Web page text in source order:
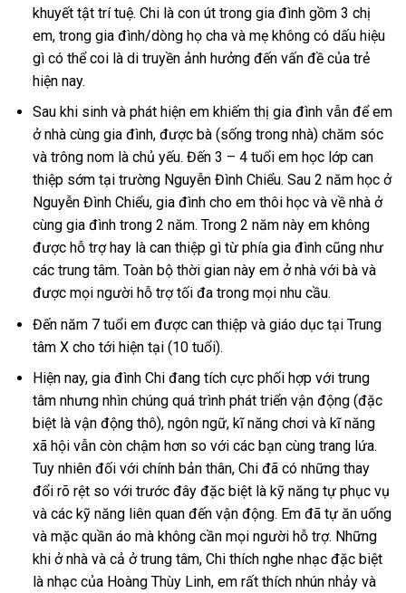
khuyết tật trí tuệ. Chi là con út trong gia đình gồm 3 chị
em, trong gia đình/dòng họ cha và mẹ không có dấu hiệu
gì có thể coi là di truyền ảnh hưởng đến vấn đề của trẻ
hiện nay.
Sau khi sinh và phát hiện em khiếm thị gia đình vẫn để em
ở nhà cùng gia đình, được bà (sống trong nhà) chăm sóc
và trông nom là chủ yếu. Đến 3 – 4 tuổi em học lớp can
thiệp sớm tại trường Nguyễn Đình Chiểu. Sau 2 năm học ở
Nguyễn Đình Chiểu, gia đình cho em thôi học và về nhà ở
cùng gia đình trong 2 năm. Trong 2 năm này em không
được hỗ trợ hay là can thiệp gì từ phía gia đình cũng như
các trung tâm. Toàn bộ thời gian này em ở nhà với bà và
được mọi người hỗ trợ tối đa trong mọi nhu cầu.
Đến năm 7 tuổi em được can thiệp và giáo dục tại Trung
tâm X cho tới hiện tại (10 tuổi).
Hiện nay, gia đình Chi đang tích cực phối hợp với trung
tâm nhưng nhìn chúng quá trình phát triển vận động (đặc
biệt là vận động thô), ngôn ngữ, kĩ năng chơi và kĩ năng
xã hội vẫn còn chậm hơn so với các bạn cùng trang lứa.
Tuy nhiên đối với chính bản thân, Chi đã có những thay
đổi rõ rệt so với trước đây đặc biệt là kỹ năng tự phục vụ
và các kỹ năng liên quan đến vận động. Em đã tự ăn uống
và mặc quần áo mà không cần mọi người hỗ trợ. Những
khi ở nhà và cả ở trung tâm, Chi thích nghe nhạc đặc biệt
là nhạc của Hoàng Thùy Linh, em rất thích nhún nhảy và